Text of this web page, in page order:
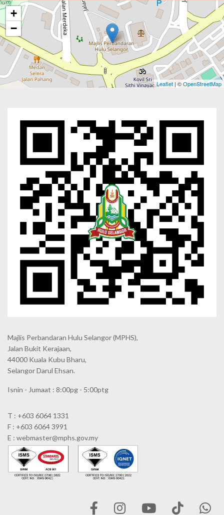
+
−
Leaflet | ©OpenStreetMap
Majlis Perbandaran Hulu Selangor (MPHS),
Jalan Bukit Kerajaan,
44000 Kuala Kubu Bharu,
Selangor Darul Ehsan.
Isnin - Jumaat : 8:00pg - 5:00ptg
T : +603 6064 1331
F : +603 6064 3991
E : webmaster@mphs.gov.my